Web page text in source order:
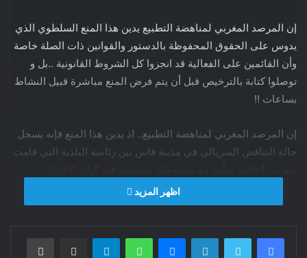
إن المرصد المغربي لمناهضة التطبيع يدين هذا المنع السلطوي الذي
يدوس على الحقوق المحفوظة بالدستور والقوانين ذات الصلة خاصة
وأن القائمين على الفعالية قد انجزوا كل الشروط القانونية ..بل و
توصلوا كتابة بالترخيص قبل أن يتم فرض المنع مباشرة قبيل النشاط
بساعات ‼️
إن المرصد المغربي لمناهضة التطبيع.. اذ يدين هذا المنع فإنه يسجل
حالة التناقض السريالي في مدينة فاس بين رئاسة البلدية التي قامت
الصهيوني الإرهابي قبل سنتين ..وهي الإتفاقية التي شكلت خيانة
عظمى لإرادة ساكنة فاس التي رفضتها عبر مكونات المجتمع
الفلسطيني في دولة ترأس لجنة القدس منذ قرابة نصف قرن ‼️
اظهر المزيد
فيسبوك تويتر لينكدإن ماسنجر واتساب تيلقرام مشاركة عبر البريد طباعة